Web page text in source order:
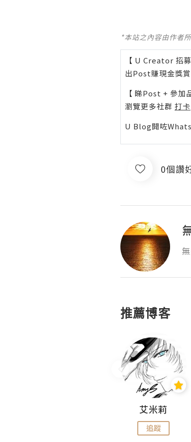
*本站之內容由作者
【 U Creator 招募
出Post賺現金獎
【 睇Post + 參加
瀏覽更多社群 打卡
U Blog開咗
0個讚
推薦博客
艾米莉
追蹤